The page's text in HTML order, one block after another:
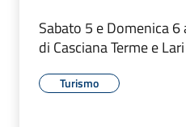
Sabato 5 e Domenica
di Casciana Terme e
Turismo